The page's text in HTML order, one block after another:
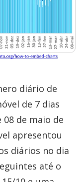
diário de
de 7 dias
08 de maio de
apresentou
diários no dia
até o